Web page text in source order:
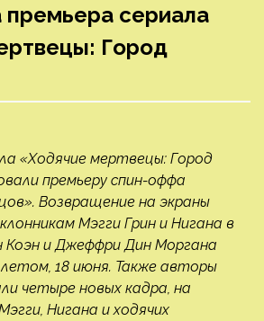
премьера сериала
Город
«Ходячие мертвецы: Город
премьеру спин-оффа
Возвращение на экраны
Мэгги Грин и Нигана в
Коэн и Джеффри Дин Моргана
18 июня. Также авторы
четыре новых кадра, на
Нигана и ходячих